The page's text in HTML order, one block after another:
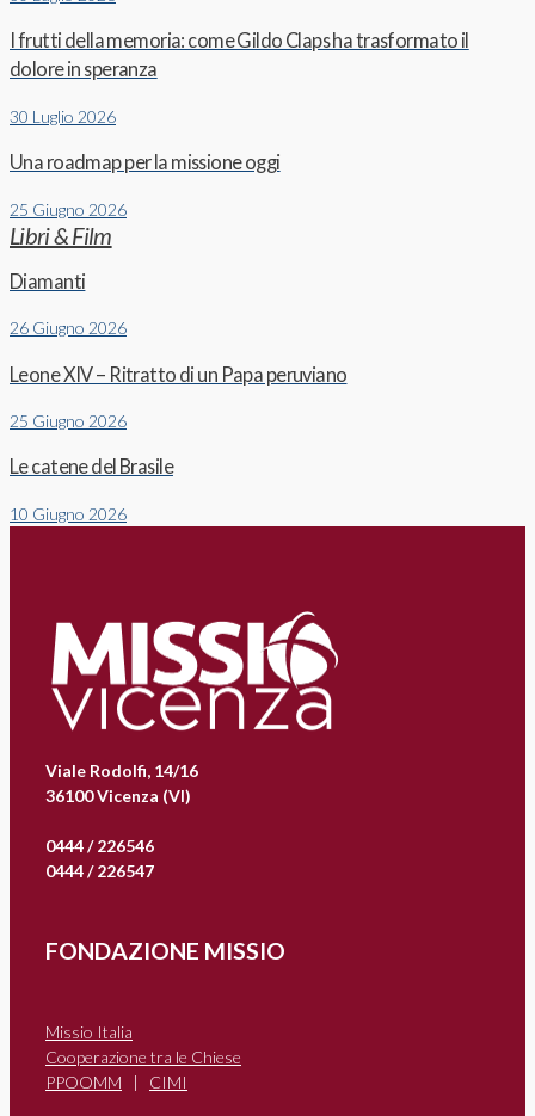
I frutti della memoria: come Gildo Claps ha trasformato il
dolore in speranza
30 Luglio 2026
Una roadmap per la missione oggi
25 Giugno 2026
Libri & Film
Diamanti
26 Giugno 2026
Leone XIV – Ritratto di un Papa peruviano
25 Giugno 2026
Le catene del Brasile
10 Giugno 2026
Viale Rodolfi, 14/16
36100 Vicenza (VI)
0444 / 226546
0444 / 226547
FONDAZIONE MISSIO
Missio Italia
Cooperazione tra le Chiese
PPOOMM | CIMI